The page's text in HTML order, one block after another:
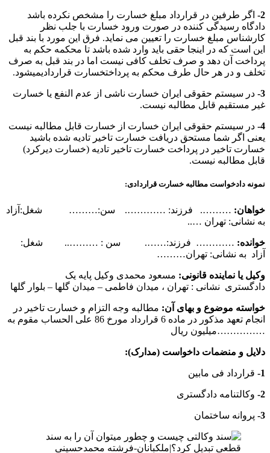
2-
اگر طرفین در قرارداد مبلغ خسارت را مشخص نکرده باشد
دادگاه رسیدگی کننده در صورت ورود خسارت با جلب نظر
کارشناس مبلغ خسارت را تعیین می نماید. فرق این مورد با بند قبل
این است که در اینجا حقی باید وارد شده باشد تا محکمه حکم به
پرداخت آن دهد و صرف تخلف کافی نیست اما در بند قبل به صرف
تخلف و در هر حال طرف محکم به پرداختخسارت قراردادیمیشود.
3- در سیستم حقوقی ایران خسارت ناشی از عدم النفع یا خسارت
غیر مستقیم قابل مطالبه نیست.
4- در سیستم حقوقی ایران خسارت از خسارت قابل مطالبه نیست
یعنی اگر شما مستحق دریافت خسارت تاخیر تادیه شده باشید
خسارت تاخیر در پرداخت خسارت تاخیر تادیه (خسارت دیرکرد)
قابل مطالبه نیست.
نمونه دادخواست مطالبه خسارت قراردادی:
خواهان: ………. فرزند: …………. سن:……… شغل:آزاد
به نشانی: تهران …..
خوانده: ………… فرزند:……. سن : ……….. شغل:
آزاد به نشانی: تهران………
وکیل یا نماینده قانونی: مسعود محمدی وکیل پایه یک
دادگستری نشانی : تهران ، میدان فاطمی – میدان گلها – بلوار گلها
خواسته موضوع و بهای آن: مطالبه وجه التزام و خسارت تاخیر در
انجام تعهد مذکور در ماده 6 قرارداد مورخ 86 علی الحساب مقوم به
……………میلیون ریال
دلایل و منضمات داخواست (مدارک):
1- قرارداد فی مابین
2- وکالتنامه دادگستری
3- پروانه ساختمان